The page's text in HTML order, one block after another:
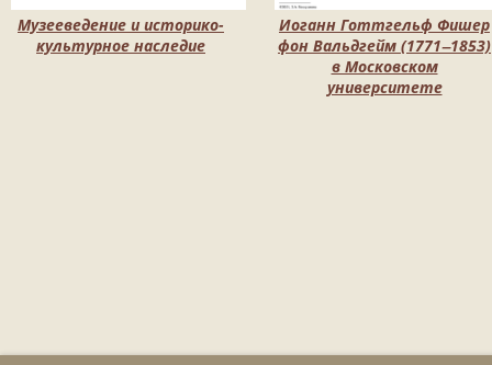
Музееведение и историко-
культурное наследие
Иоганн Готтгельф Фишер
фон Вальдгейм (1771‒1853)
в Московском
университете